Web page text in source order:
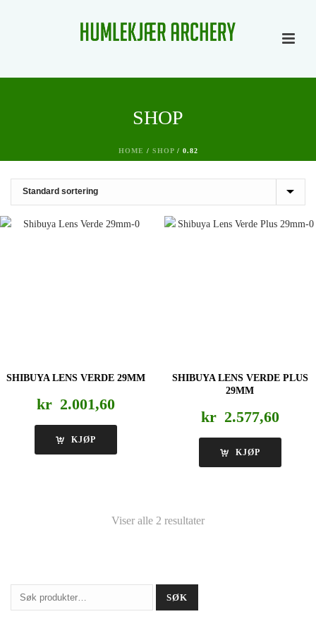
SHOP
HOME / SHOP/ 0.82
SHIBUYA LENS VERDE 29MM
kr 2.001,60
KJØP
SHIBUYA LENS VERDE PLUS
29MM
kr 2.577,60
KJØP
Viser alle 2 resultater
Søk
etter:
SØK